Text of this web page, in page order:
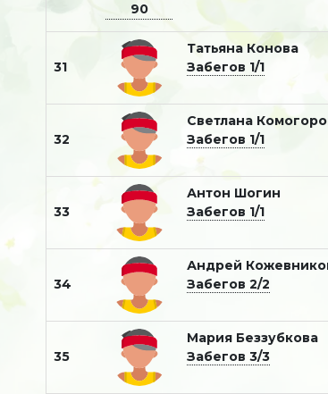
90
31
Татьяна Конова
Забегов 1/1
32
Светлана
Забегов 1/1
33
Антон Шогин
Забегов 1/1
34
Андрей
Забегов 2/2
35
Мария Беззубкова
Забегов 3/3